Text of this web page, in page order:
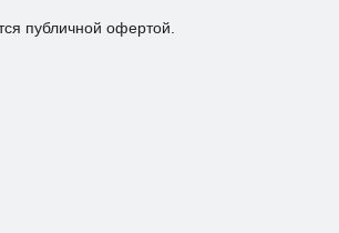
публичной офертой.